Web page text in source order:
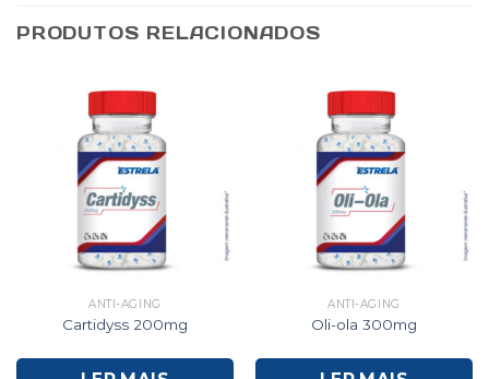
PRODUTOS RELACIONADOS
ANTI-AGING
Cartidyss 200mg
ANTI-AGING
Oli-ola 300mg